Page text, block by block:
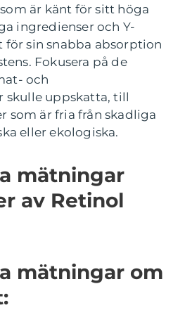
är känt för sitt höga
ingredienser och Y-
för sin snabba absorption
Fokusera på de
och
skulle uppskatta, till
som är fria från skadliga
eller ekologiska.
mätningar
av Retinol
mätningar om